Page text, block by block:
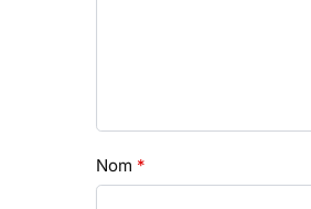
Nom *